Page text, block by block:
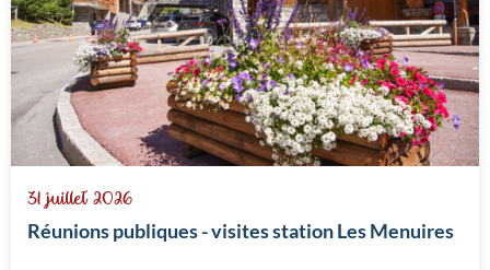
31 juillet 2026
Réunions publiques - visites station Les Menuires